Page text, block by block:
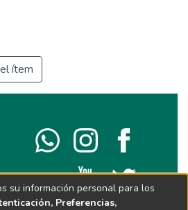
ítem
su información personal para los
Preferencias,